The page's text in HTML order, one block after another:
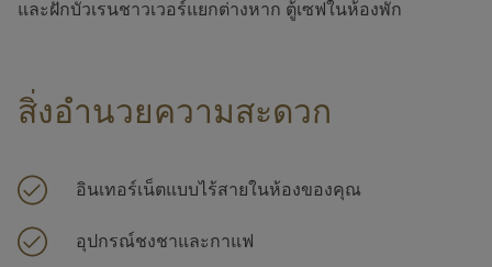
และฝักบัวเรนชาวเวอร์แยกต่างหาก ตู้เซฟในห้องพัก
สิ่งอำนวยความสะดวก
อินเทอร์เน็ตแบบไร้สายในห้องของคุณ
อุปกรณ์ชงชาและกาแฟ